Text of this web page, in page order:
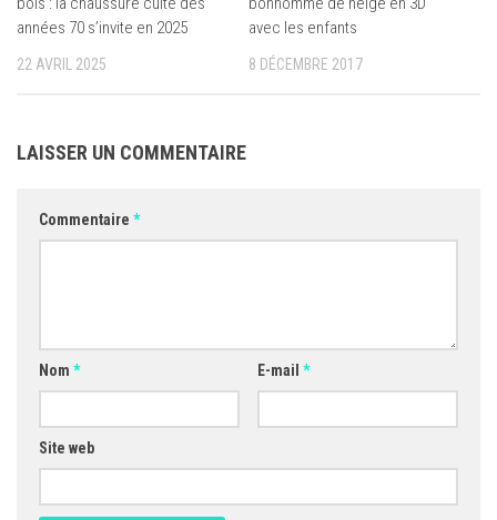
années 70 s’invite en 2025
22 AVRIL 2025
avec les enfants
8 DÉCEMBRE 2017
LAISSER UN COMMENTAIRE
Commentaire *
Nom * E-mail *
Site web